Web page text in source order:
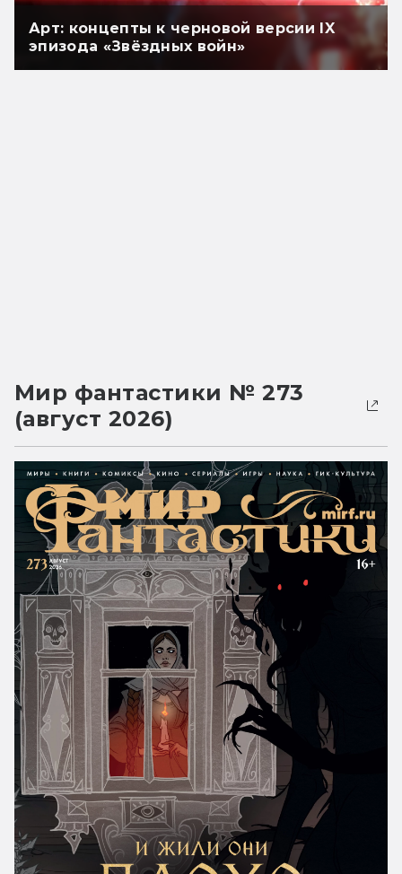
Арт: концепты к черновой версии IX
эпизода «Звёздных войн»
Мир фантастики № 273
(август 2026)